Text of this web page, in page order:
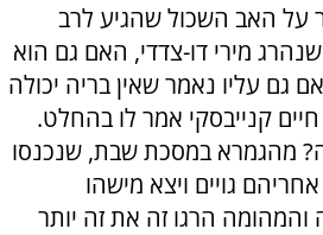
על האב השכול שהגיע לרב
מירי דו-צדדי, האם גם הוא
גם עליו נאמר שאין בריה יכולה
קנייבסקי אמר לו בהחלט.
מהגמרא במסכת שבת, שנכנסו
גויים ויצא מישהו
הרגו זה את זה יותר